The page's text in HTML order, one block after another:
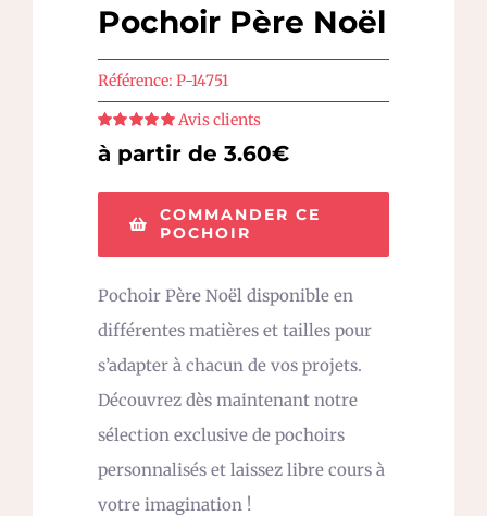
Pochoir Père Noël
Référence: P-14751
Note sur 5
Avis clients
à partir de 3.60€
COMMANDER CE
POCHOIR
Pochoir Père Noël disponible en
différentes matières et tailles pour
s’adapter à chacun de vos projets.
Découvrez dès maintenant notre
sélection exclusive de pochoirs
personnalisés et laissez libre cours à
votre imagination !